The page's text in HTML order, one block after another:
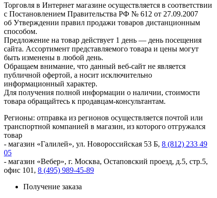
Торговля в Интернет магазине осуществляется в соответствии
с Постановлением Правительства РФ № 612 от 27.09.2007
об Утверждении правил продажи товаров дистанционным
способом.
Предложение на товар действует 1 день — день посещения
сайта. Ассортимент представляемого товара и цены могут
быть изменены в любой день.
Обращаем внимание, что данный веб-сайт не является
публичной офертой, а носит исключительно
информационный характер.
Для получения полной информации о наличии, стоимости
товара обращайтесь к продавцам-консультантам.
Регионы: отправка из регионов осуществляется почтой или
транспортной компанией в магазин, из которого отгружался
товар
- магазин «Галилей», ул. Новороссийская 53 Б, 8 (812) 233 49
05
- магазин «Вебер», г. Москва, Остаповский проезд, д.5, стр.5,
офис 101, 8 (495) 989-45-89
Получение заказа